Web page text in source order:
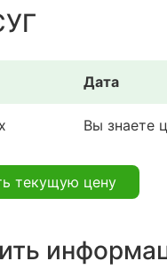
Дата
Вы знаете
текущую цену